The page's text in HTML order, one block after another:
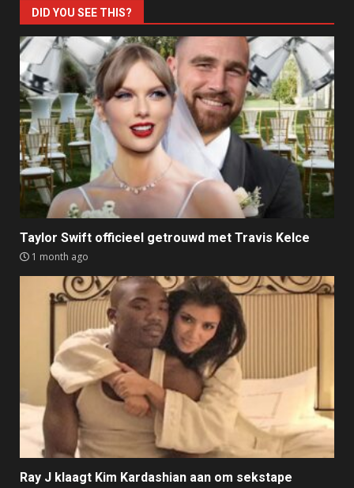
DID YOU SEE THIS?
Taylor Swift officieel getrouwd met Travis Kelce
1 month ago
Ray J klaagt Kim Kardashian aan om sekstape